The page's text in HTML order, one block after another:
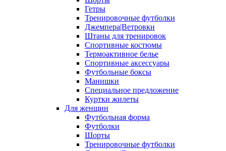
Гетры
Тренировочные футболки
Джемпера|Ветровки
Штаны для тренировок
Спортивные костюмы
Термоактивное белье
Спортивные аксессуары
Футбольные боксы
Манишки
Специальное предложение
Куртки жилеты
Для женщин
Футбольная форма
Футболки
Шорты
Тренировочные футболки